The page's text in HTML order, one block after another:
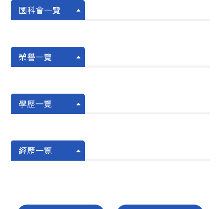
國科會一覽
榮譽一覽
學歷一覽
經歷一覽